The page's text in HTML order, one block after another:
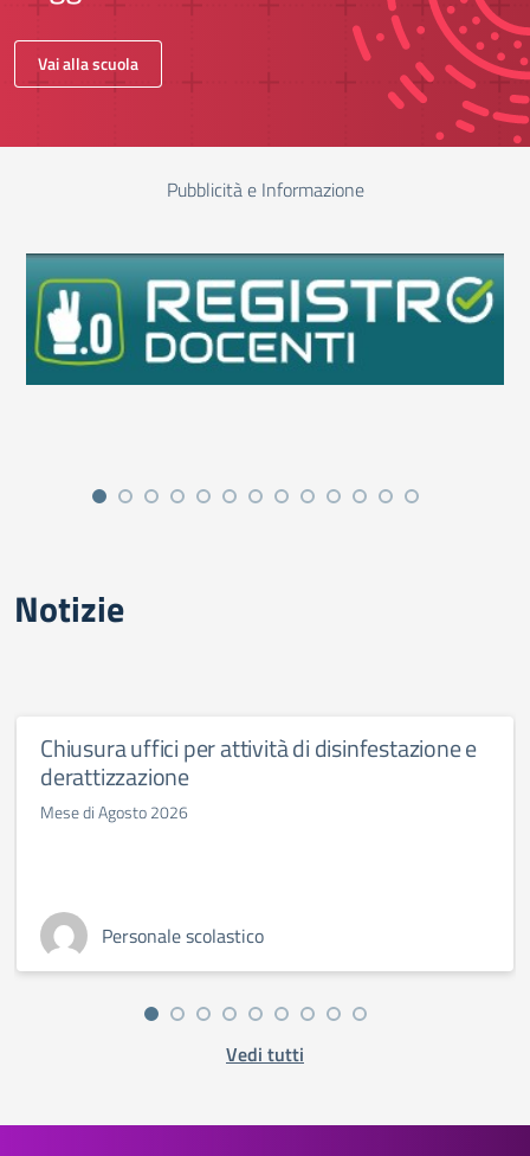
Vai alla scuola
Pubblicità e Informazione
Notizie
Chiusura uffici per attività di disinfestazione e
derattizzazione
Mese di Agosto 2026
Personale scolastico
Vedi tutti